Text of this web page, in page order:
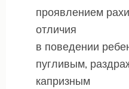
проявлением
отличия
в поведении
пугливым,
капризным